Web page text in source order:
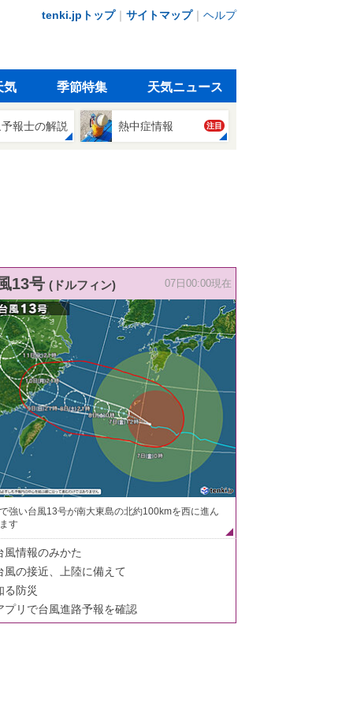
tenki.jpトップ｜ サイトマップ｜ ヘルプ
気 季節特集 天気ニュース
報士の解説 熱中症情報 注目
13号 (ドルフィン) 07日00:00現在
強い台風13号が南大東島の北約100kmを西に進ん
す
風情報のみかた
風の接近、上陸に備えて
る防災
プリで台風進路予報を確認